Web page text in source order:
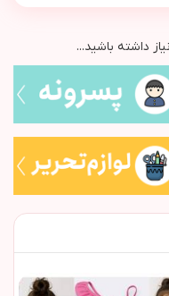
داشته باشید...